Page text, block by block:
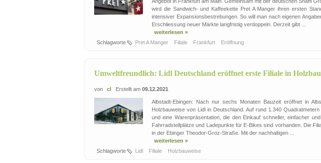
wird die Sandwich- und Kaffeekette Pret A Manger ihren ersten
intensiver Expansionsbestrebungen. So will man nach eigenen
Erschliessung neuer Märkte langfristig verdoppeln. Derzeit gibt ...
weiterlesen »
Schlagworte
Pret A Manger Filiale Frankfurt Eröffnung
Umweltfreundlich: Lidl Deutschland eröffnet erste Filiale in
von cl Erstellt am 09.12.2021
Albstadt-Ebingen: Nach nur sechs Monaten Bauzeit eröffnet in
Holzbauweise von Lidl in Deutschland. Auf rund 1.340
und eine Warenpräsentation, die den Einkauf schneller, einfacher
Fahrradstellplätze und Ladepunkte für E-Bikes sind vorhanden. Die
in der Ebinger Theodor-Groz-Straße. Mit der nachhaltigen ...
weiterlesen »
Schlagworte
Lidl Filiale Holzbauweise